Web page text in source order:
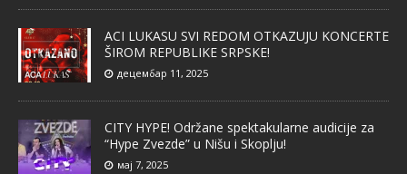
ACI LUKASU SVI REDOM OTKAZUJU KONCERTE
ŠIROM REPUBLIKE SRPSKE!
децембар 11, 2025
CITY HYPE! Održane spektakularne audicije za
“Hype Zvezde” u Nišu i Skoplju!
мај 7, 2025